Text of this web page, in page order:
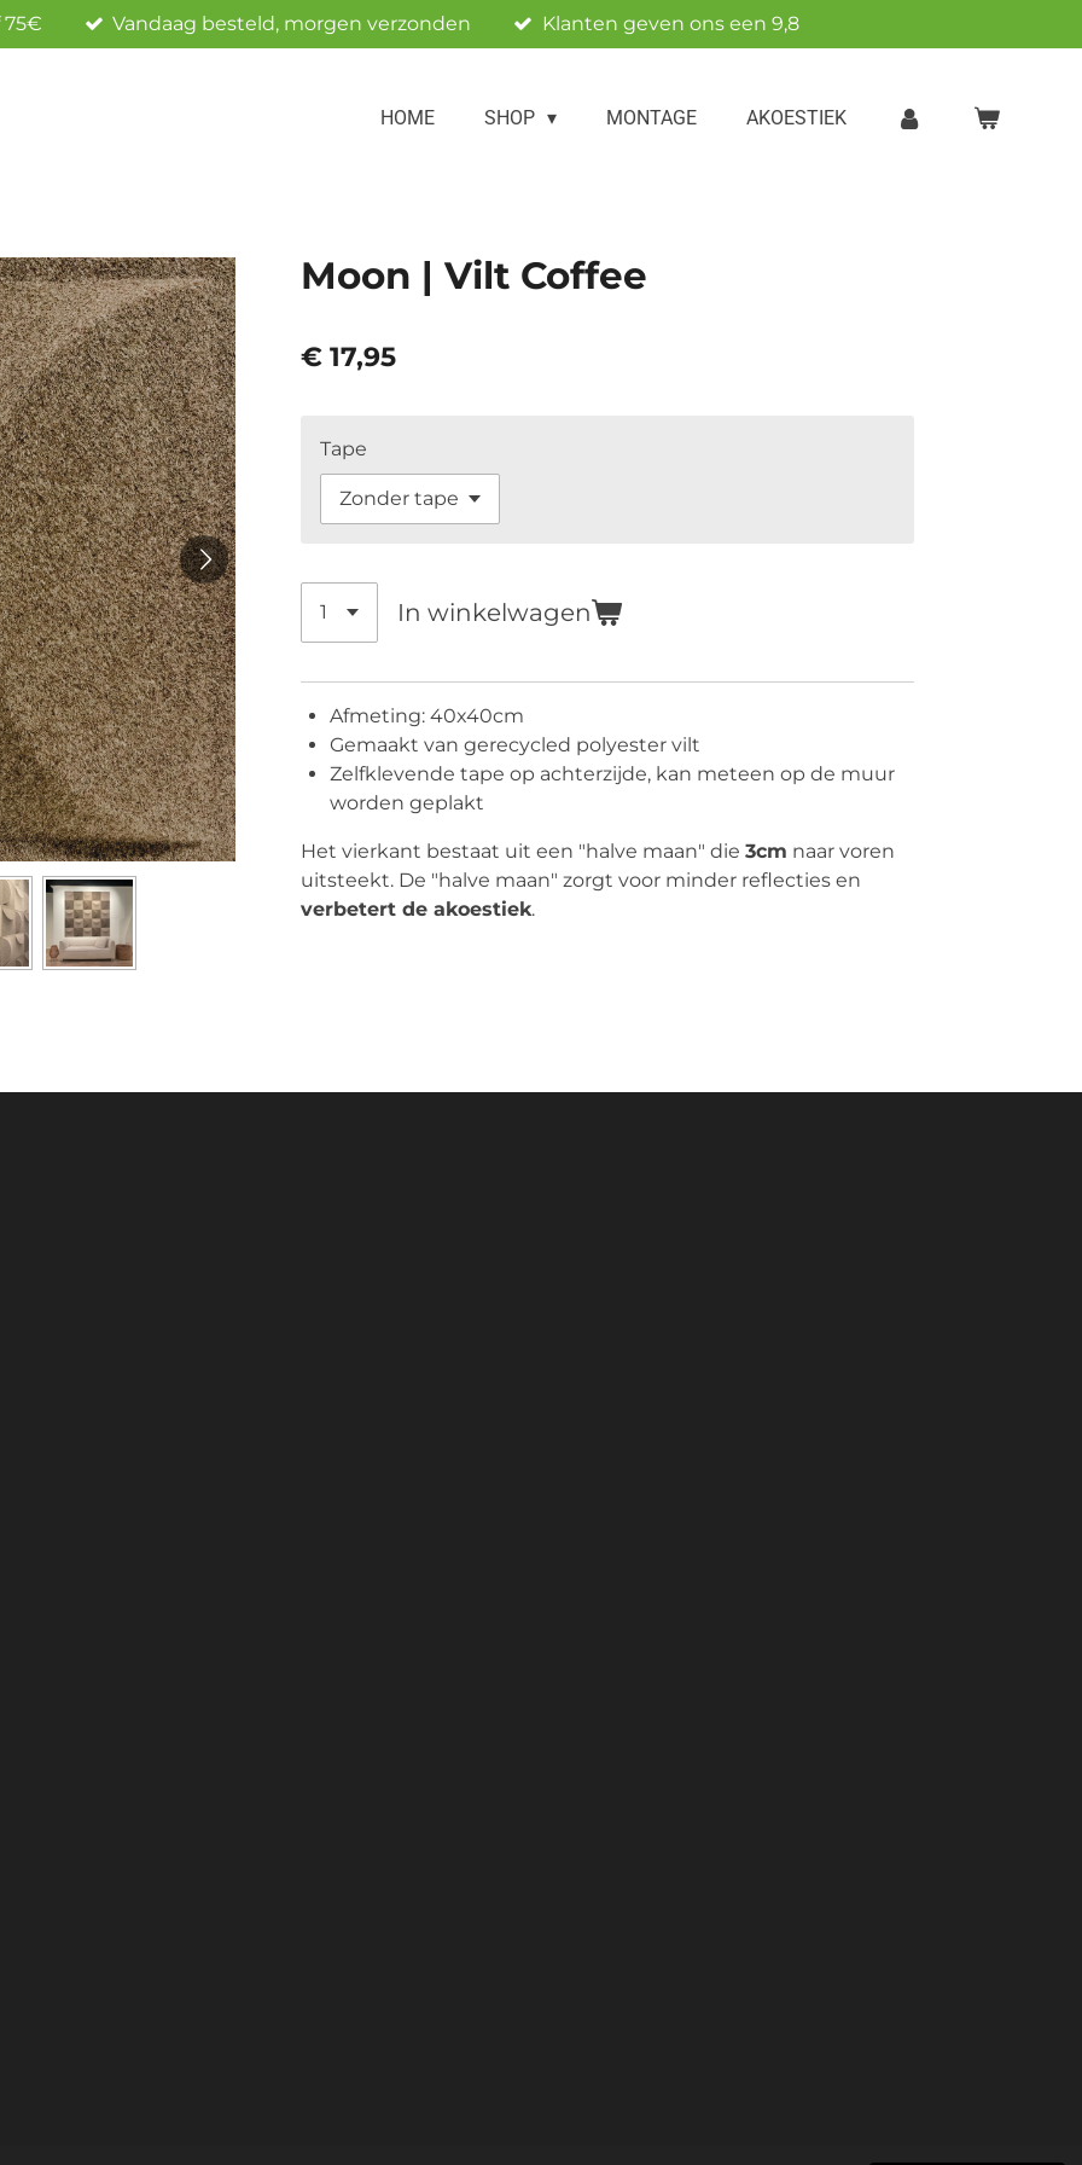
75€ Vandaag besteld, morgen verzonden Klanten geven ons een 9,8
HOME SHOP MONTAGE AKOESTIEK
Moon | Vilt Coffee
€ 17,95
Tape
In winkelwagen
Afmeting: 40x40cm
Gemaakt van gerecycled polyester vilt
Zelfklevende tape op achterzijde, kan meteen op de muur
worden geplakt
Het vierkant bestaat uit een "halve maan" die 3cm naar voren
uitsteekt. De "halve maan" zorgt voor minder reflecties en
verbetert de akoestiek.